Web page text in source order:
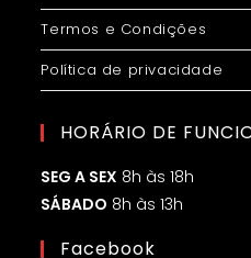
Termos e Condições
Política de privacidade
HORÁRIO DE
SEG A SEX 8h às 18h
SÁBADO 8h às 13h
Facebook